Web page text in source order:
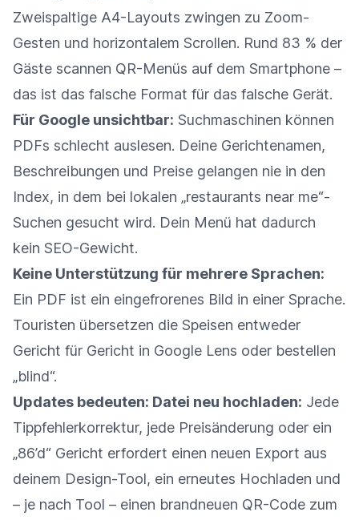
Zweispaltige A4-Layouts zwingen zu Zoom-
Gesten und horizontalem Scrollen. Rund 83 % der
Gäste scannen QR-Menüs auf dem Smartphone –
das ist das falsche Format für das falsche Gerät.
Für Google unsichtbar: Suchmaschinen können
PDFs schlecht auslesen. Deine Gerichtenamen,
Beschreibungen und Preise gelangen nie in den
Index, in dem bei lokalen „restaurants near me“-
Suchen gesucht wird. Dein Menü hat dadurch
kein SEO-Gewicht.
Keine Unterstützung für mehrere Sprachen:
Ein PDF ist ein eingefrorenes Bild in einer Sprache.
Touristen übersetzen die Speisen entweder
Gericht für Gericht in Google Lens oder bestellen
„blind“.
Updates bedeuten: Datei neu hochladen: Jede
Tippfehlerkorrektur, jede Preisänderung oder ein
„86’d“ Gericht erfordert einen neuen Export aus
deinem Design-Tool, ein erneutes Hochladen und
– je nach Tool – einen brandneuen QR-Code zum